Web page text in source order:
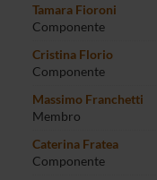
Tamara Fioroni
Componente
Cristina Florio
Componente
Massimo Franchetti
Membro
Caterina Fratea
Componente